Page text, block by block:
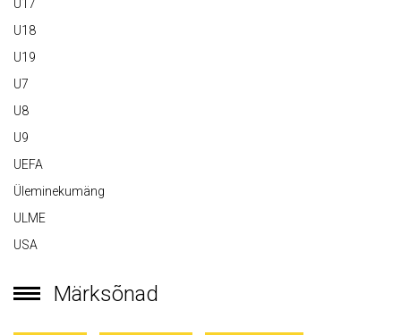
U17
U18
U19
U7
U8
U9
UEFA
Üleminekumäng
ULME
USA
Märksõnad